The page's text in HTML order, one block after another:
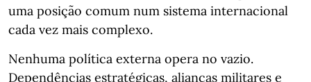
uma posição comum num sistema internacional
cada vez mais complexo.
Nenhuma política externa opera no vazio.
Dependências estratégicas, alianças militares e